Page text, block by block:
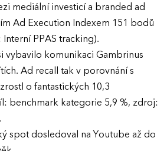
mediální investicí a branded ad
Ad Execution Indexem 151 bodů
PPAS tracking).
vybavilo komunikaci Gambrinus
Ad recall tak v porovnání s
o fantastických 10,3
benchmark kategorie 5,9 %, zdroj:
spot dosledoval na Youtube až do